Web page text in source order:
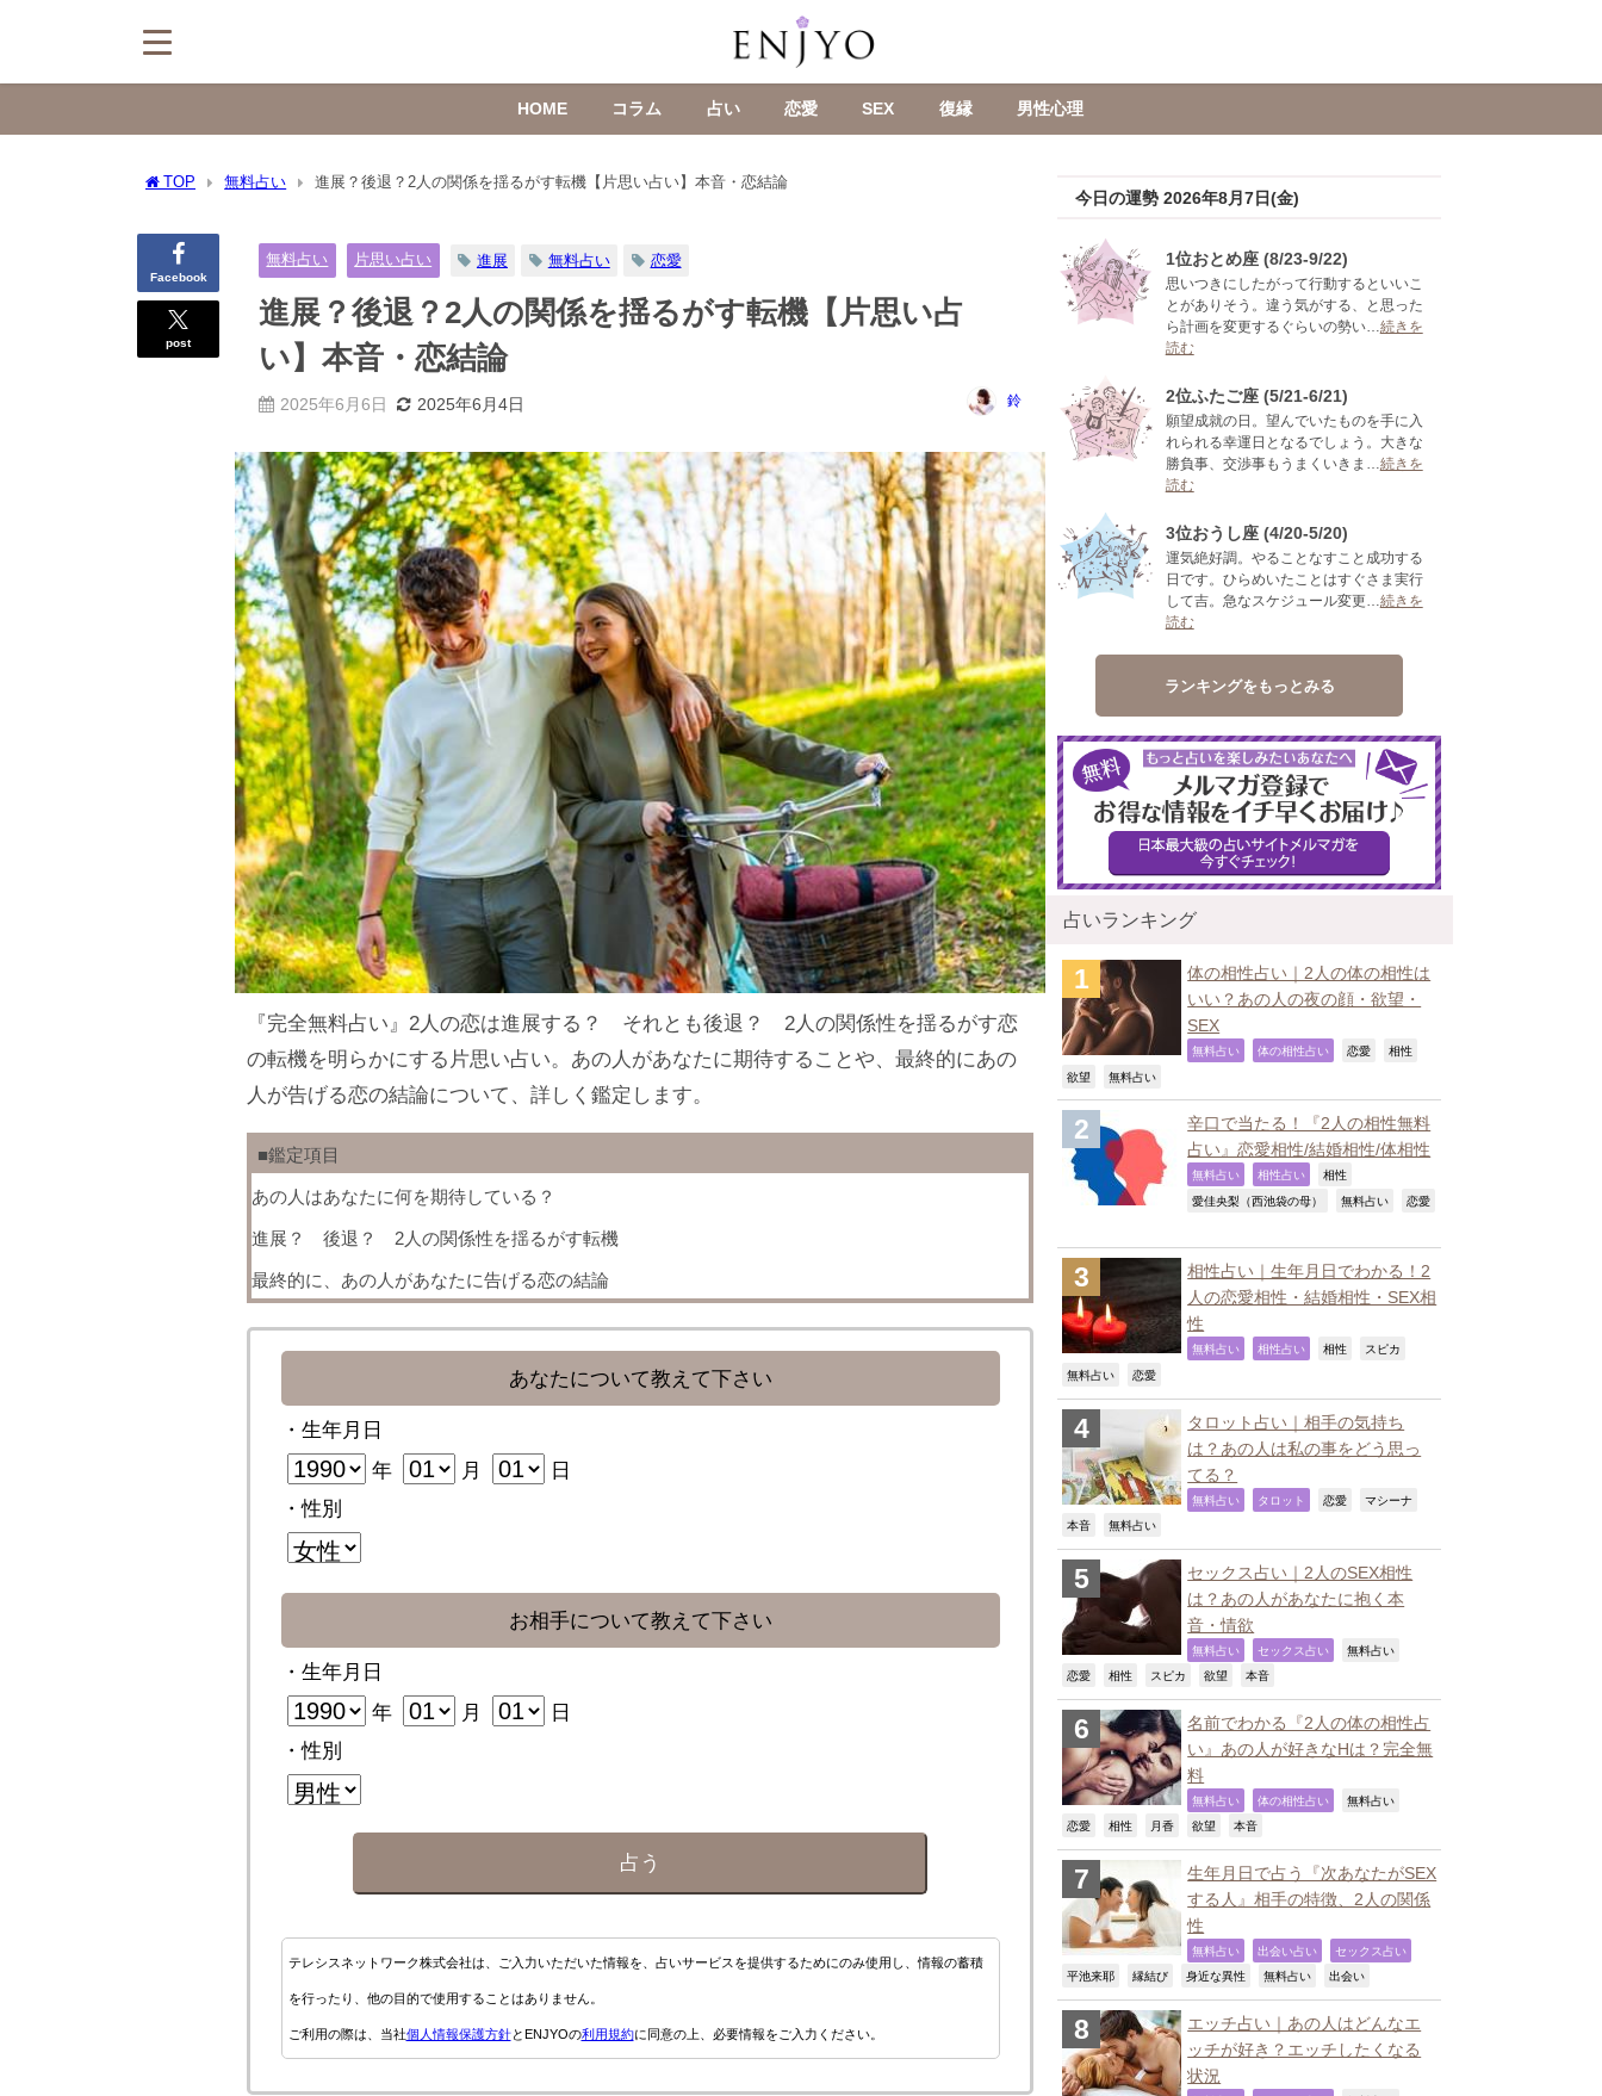
HOME コラム 占い 恋愛 SEX 復縁 男性心理
TOP 無料占い 進展？後退？2人の関係を揺るがす転機【片思い占い】本音・恋結論
Facebook
post
無料占い 片思い占い 進展 無料占い 恋愛
進展？後退？2人の関係を揺るがす転機【片思い占
い】本音・恋結論
2025年6月6日 2025年6月4日 鈴
『完全無料占い』2人の恋は進展する？ それとも後退？ 2人の関係性を揺るがす恋
の転機を明らかにする片思い占い。あの人があなたに期待することや、最終的にあの
人が告げる恋の結論について、詳しく鑑定します。
■鑑定項目
あの人はあなたに何を期待している？
進展？ 後退？ 2人の関係性を揺るがす転機
最終的に、あの人があなたに告げる恋の結論
あなたについて教えて下さい
・生年月日
年 月
日
・性別
お相手について教えて下さい
・生年月日
年 月
日
・性別
占う
テレシスネットワーク株式会社は、ご入力いただいた情報を、占いサービスを提供するためにのみ使用し、情報の蓄積
を行ったり、他の目的で使用することはありません。
ご利用の際は、当社個人情報保護方針とENJYOの利用規約に同意の上、必要情報をご入力ください。
今日の運勢 2026年8月7日(金)
1位おとめ座 (8/23-9/22)
思いつきにしたがって行動するといいこ
とがありそう。違う気がする、と思った
ら計画を変更するぐらいの勢い… 続きを
読む
2位ふたご座 (5/21-6/21)
願望成就の日。望んでいたものを手に入
れられる幸運日となるでしょう。大きな
勝負事、交渉事もうまくいきま… 続きを
読む
3位おうし座 (4/20-5/20)
運気絶好調。やることなすこと成功する
日です。ひらめいたことはすぐさま実行
して吉。急なスケジュール変更… 続きを
読む
ランキングをもっとみる
占いランキング
体の相性占い｜2人の体の相性は
いい？あの人の夜の顔・欲望・
SEX
無料占い 体の相性占い 恋愛 相性
欲望 無料占い
辛口で当たる！『2人の相性無料
占い』恋愛相性/結婚相性/体相性
無料占い 相性占い 相性
愛佳央梨（西池袋の母） 無料占い 恋愛
相性占い｜生年月日でわかる！2
人の恋愛相性・結婚相性・SEX相
性
無料占い 相性占い 相性 スピカ
無料占い 恋愛
タロット占い｜相手の気持ち
は？あの人は私の事をどう思っ
てる？
無料占い タロット 恋愛 マシーナ
本音 無料占い
セックス占い｜2人のSEX相性
は？あの人があなたに抱く本
音・情欲
無料占い セックス占い 無料占い
恋愛 相性 スピカ 欲望 本音
名前でわかる『2人の体の相性占
い』あの人が好きなHは？完全無
料
無料占い 体の相性占い 無料占い
恋愛 相性 月香 欲望 本音
生年月日で占う『次あなたがSEX
する人』相手の特徴、2人の関係
性
無料占い 出会い占い セックス占い
平池来耶 縁結び 身近な異性 無料占い 出会い
エッチ占い｜あの人はどんなエ
ッチが好き？エッチしたくなる
状況